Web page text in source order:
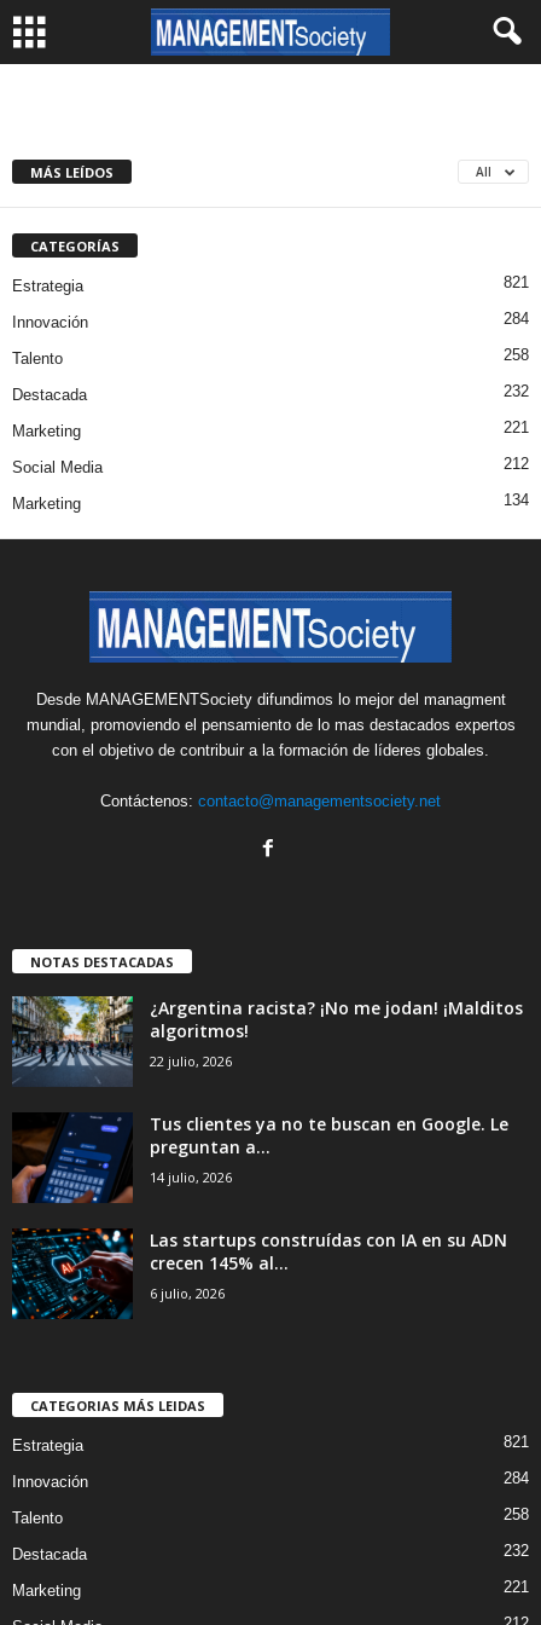
MÁS LEÍDOS All
CATEGORÍAS
Estrategia 821
Innovación 284
Talento 258
Destacada 232
Marketing 221
Social Media 212
Marketing 134
Desde MANAGEMENTSociety difundimos lo mejor del managment
mundial, promoviendo el pensamiento de lo mas destacados expertos
con el objetivo de contribuir a la formación de líderes globales.
Contáctenos: contacto@managementsociety.net
NOTAS DESTACADAS
¿Argentina racista? ¡No me jodan! ¡Malditos
algoritmos!
22 julio, 2026
Tus clientes ya no te buscan en Google. Le
preguntan a...
14 julio, 2026
Las startups construídas con IA en su ADN
crecen 145% al...
6 julio, 2026
CATEGORIAS MÁS LEIDAS
Estrategia 821
Innovación 284
Talento 258
Destacada 232
Marketing 221